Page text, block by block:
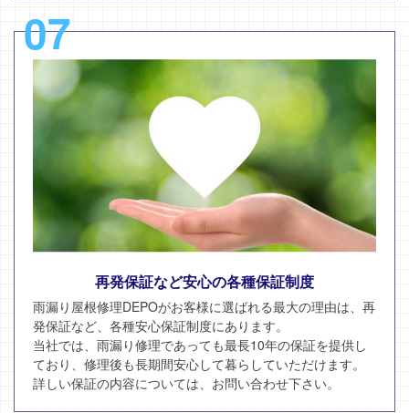
07
再発保証など安心の各種保証制度
雨漏り屋根修理DEPOがお客様に選ばれる最大の理由は、再
発保証など、各種安心保証制度にあります。
当社では、雨漏り修理であっても最長10年の保証を提供し
ており、修理後も長期間安心して暮らしていただけます。
詳しい保証の内容については、お問い合わせ下さい。